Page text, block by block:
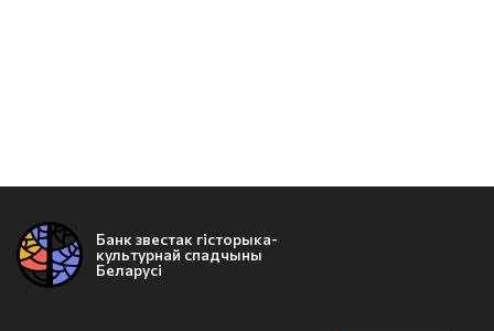
Банк звестак гісторыка-
культурнай спадчыны
Беларусі